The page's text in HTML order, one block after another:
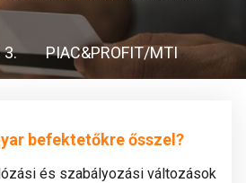
3. PIAC&PROFIT/MTI
befektetőkre ősszel?
és szabályozási változások